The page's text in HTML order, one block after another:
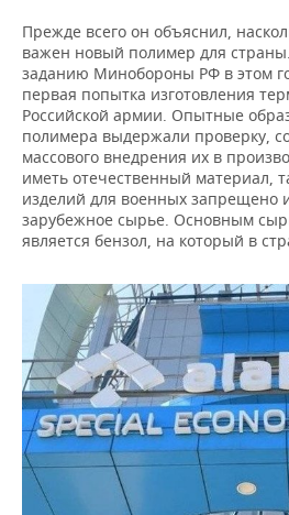
Прежде всего он объяснил,
важен новый полимер для
заданию Минобороны РФ в этом
первая попытка изготовления
Российской армии. Опытные
полимера выдержали проверку,
массового внедрения их в
иметь отечественный материал,
изделий для военных запрещено
зарубежное сырье. Основным
является бензол, на который в